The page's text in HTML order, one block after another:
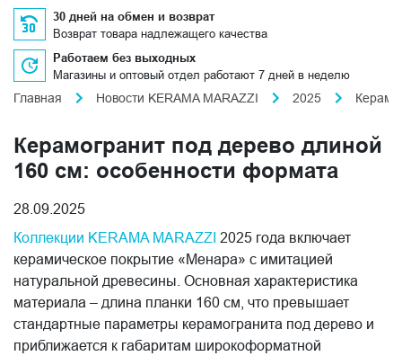
30 дней на обмен и возврат
Возврат товара надлежащего качества
Работаем без выходных
Магазины и оптовый отдел работают 7 дней в неделю
Главная
Новости KERAMA MARAZZI 2025
Керамогранит под дерево длиной
160 см: особенности формата
28.09.2025
Коллекции KERAMA MARAZZI 2025 года включает
керамическое покрытие «Менара» с имитацией
натуральной древесины. Основная характеристика
материала – длина планки 160 см, что превышает
стандартные параметры керамогранита под дерево и
приближается к габаритам широкоформатной